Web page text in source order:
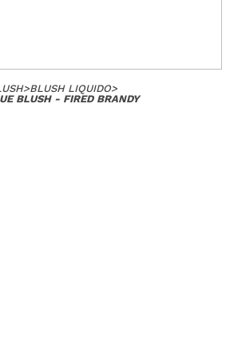
>BLUSH LIQUIDO>
BLUSH - FIRED BRANDY